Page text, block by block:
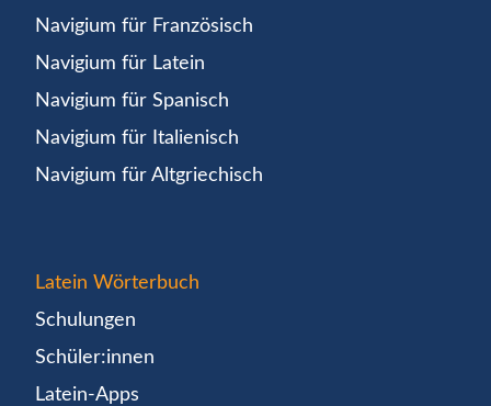
Navigium für Französisch
Navigium für Latein
Navigium für Spanisch
Navigium für Italienisch
Navigium für Altgriechisch
Latein Wörterbuch
Schulungen
Schüler:innen
Latein-Apps